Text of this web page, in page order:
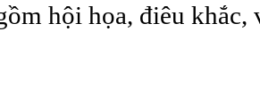
hội họa, điêu khắc,